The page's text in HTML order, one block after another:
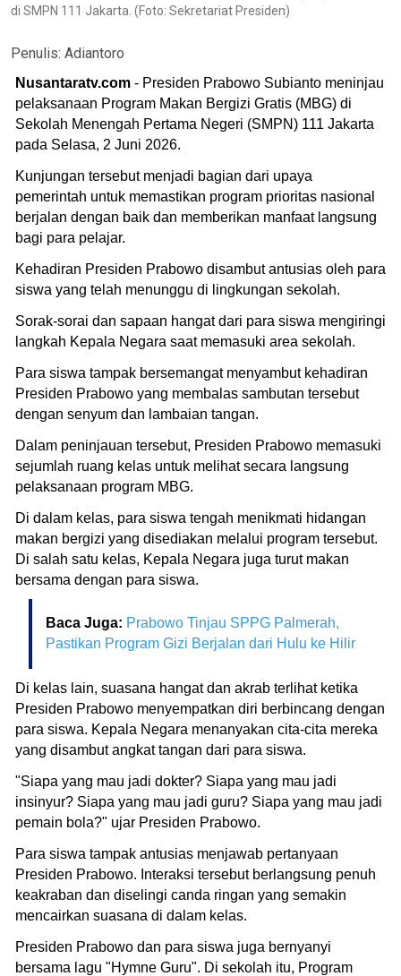
di SMPN 111 Jakarta. (Foto: Sekretariat Presiden)
Penulis: Adiantoro
Nusantaratv.com - Presiden Prabowo Subianto meninjau
pelaksanaan Program Makan Bergizi Gratis (MBG) di
Sekolah Menengah Pertama Negeri (SMPN) 111 Jakarta
pada Selasa, 2 Juni 2026.
Kunjungan tersebut menjadi bagian dari upaya
pemerintah untuk memastikan program prioritas nasional
berjalan dengan baik dan memberikan manfaat langsung
bagi para pelajar.
Kehadiran Presiden Prabowo disambut antusias oleh para
siswa yang telah menunggu di lingkungan sekolah.
Sorak-sorai dan sapaan hangat dari para siswa mengiringi
langkah Kepala Negara saat memasuki area sekolah.
Para siswa tampak bersemangat menyambut kehadiran
Presiden Prabowo yang membalas sambutan tersebut
dengan senyum dan lambaian tangan.
Dalam peninjauan tersebut, Presiden Prabowo memasuki
sejumlah ruang kelas untuk melihat secara langsung
pelaksanaan program MBG.
Di dalam kelas, para siswa tengah menikmati hidangan
makan bergizi yang disediakan melalui program tersebut.
Di salah satu kelas, Kepala Negara juga turut makan
bersama dengan para siswa.
Baca Juga: Prabowo Tinjau SPPG Palmerah,
Pastikan Program Gizi Berjalan dari Hulu ke Hilir
Di kelas lain, suasana hangat dan akrab terlihat ketika
Presiden Prabowo menyempatkan diri berbincang dengan
para siswa. Kepala Negara menanyakan cita-cita mereka
yang disambut angkat tangan dari para siswa.
"Siapa yang mau jadi dokter? Siapa yang mau jadi
insinyur? Siapa yang mau jadi guru? Siapa yang mau jadi
pemain bola?" ujar Presiden Prabowo.
Para siswa tampak antusias menjawab pertanyaan
Presiden Prabowo. Interaksi tersebut berlangsung penuh
keakraban dan diselingi canda ringan yang semakin
mencairkan suasana di dalam kelas.
Presiden Prabowo dan para siswa juga bernyanyi
bersama lagu "Hymne Guru". Di sekolah itu, Program